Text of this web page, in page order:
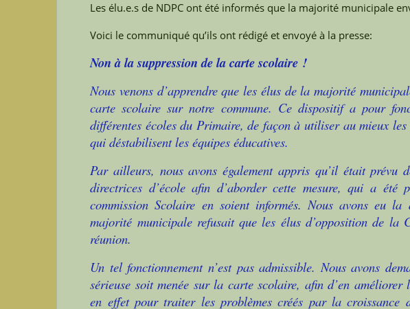
Les élu.e.s de NDPC ont été informés que la majorité municipale
Voici le communiqué qu’ils ont rédigé et envoyé à la presse:
Non à la suppression de la carte scolaire !
Nous venons d’apprendre que les élus de la majorité
carte scolaire sur notre commune. Ce dispositif a pour
différentes écoles du Primaire, de façon à utiliser au mieux les
qui déstabilisent les équipes éducatives.
Par ailleurs, nous avons également appris qu’il était prévu
directrices d’école afin d’aborder cette mesure, qui a été
commission Scolaire en soient informés. Nous avons eu
majorité municipale refusait que les élus d’opposition de la
réunion.
Un tel fonctionnement n’est pas admissible. Nous avons
sérieuse soit menée sur la carte scolaire, afin d’en améliorer
en effet pour traiter les problèmes créés par la